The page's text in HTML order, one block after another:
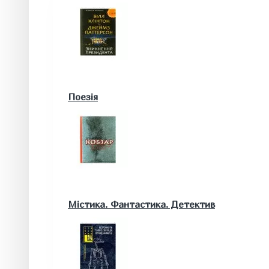
Математика. Природничі та інші науки
Біологія
Географія. Геологія
Поезія
Містика. Фантастика. Детектив